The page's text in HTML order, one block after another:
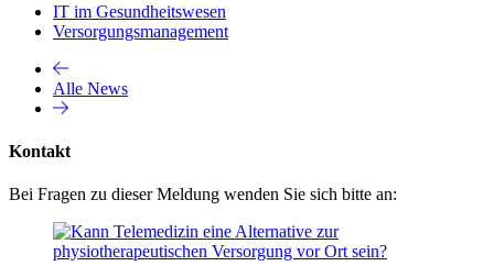
IT im Gesundheitswesen
Versorgungsmanagement
Alle News
Kontakt
Bei Fragen zu dieser Meldung wenden Sie sich bitte an: